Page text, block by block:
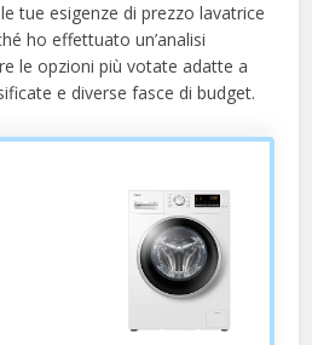
tue esigenze di prezzo lavatrice
ho effettuato un’analisi
le opzioni più votate adatte a
e diverse fasce di budget.